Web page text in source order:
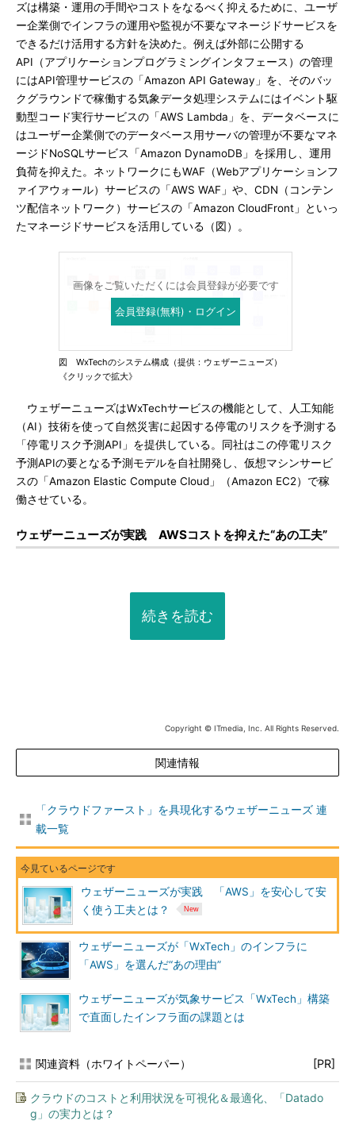
ズは構築・運用の手間やコストをなるべく抑えるために、ユーザ
ー企業側でインフラの運用や監視が不要なマネージドサービスを
できるだけ活用する方針を決めた。例えば外部に公開する
API（アプリケーションプログラミングインタフェース）の管理
にはAPI管理サービスの「Amazon API Gateway」を、そのバッ
クグラウンドで稼働する気象データ処理システムにはイベント駆
動型コード実行サービスの「AWS Lambda」を、データベースに
はユーザー企業側でのデータベース用サーバの管理が不要なマネ
ージドNoSQLサービス「Amazon DynamoDB」を採用し、運用
負荷を抑えた。ネットワークにもWAF（Webアプリケーションフ
ァイアウォール）サービスの「AWS WAF」や、CDN（コンテン
ツ配信ネットワーク）サービスの「Amazon CloudFront」といっ
たマネージドサービスを活用している（図）。
画像をご覧いただくには会員登録が必要です
会員登録(無料)・ログイン
図 WxTechのシステム構成（提供：ウェザーニューズ）
《クリックで拡大》
ウェザーニューズはWxTechサービスの機能として、人工知能
（AI）技術を使って自然災害に起因する停電のリスクを予測する
「停電リスク予測API」を提供している。同社はこの停電リスク
予測APIの要となる予測モデルを自社開発し、仮想マシンサービ
スの「Amazon Elastic Compute Cloud」（Amazon EC2）で稼
働させている。
ウェザーニューズが実践 AWSコストを抑えた“あの工夫”
続きを読む
Copyright © ITmedia, Inc. All Rights Reserved.
関連情報
「クラウドファースト」を具現化するウェザーニューズ 連
載一覧
ウェザーニューズが実践 「AWS」を安心して安
く使う工夫とは？
ウェザーニューズが「WxTech」のインフラに
「AWS」を選んだ“あの理由”
ウェザーニューズが気象サービス「WxTech」構築
で直面したインフラ面の課題とは
関連資料（ホワイトペーパー） [PR]
クラウドのコストと利用状況を可視化＆最適化、「Datado
g」の実力とは？